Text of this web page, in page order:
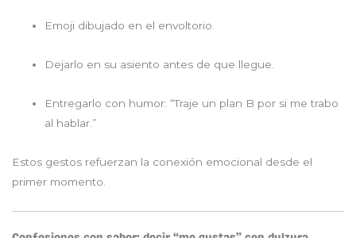
Emoji dibujado en el envoltorio.
Dejarlo en su asiento antes de que llegue.
Entregarlo con humor: “Traje un plan B por si me trabo
al hablar.”
Estos gestos refuerzan la conexión emocional desde el
primer momento.